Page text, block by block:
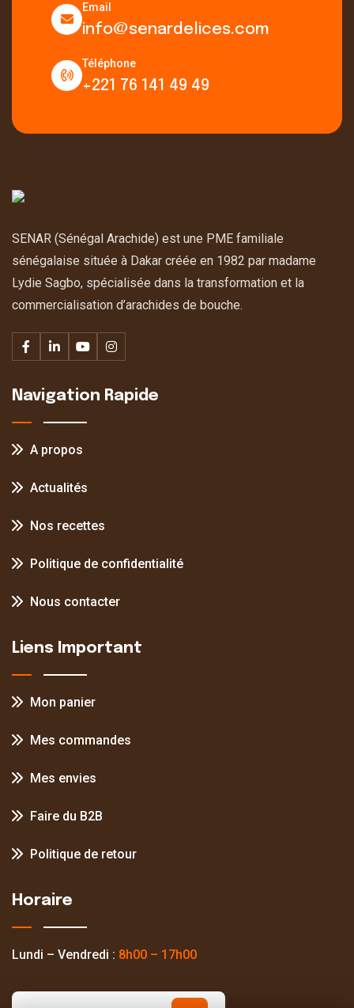
Email
info@senardelices.com
Téléphone
+221 76 141 49 49
SENAR (Sénégal Arachide) est une PME familiale
sénégalaise située à Dakar créée en 1982 par madame
Lydie Sagbo, spécialisée dans la transformation et la
commercialisation d’arachides de bouche.
Navigation Rapide
A propos
Actualités
Nos recettes
Politique de confidentialité
Nous contacter
Liens Important
Mon panier
Mes commandes
Mes envies
Faire du B2B
Politique de retour
Horaire
Lundi – Vendredi : 8h00 – 17h00